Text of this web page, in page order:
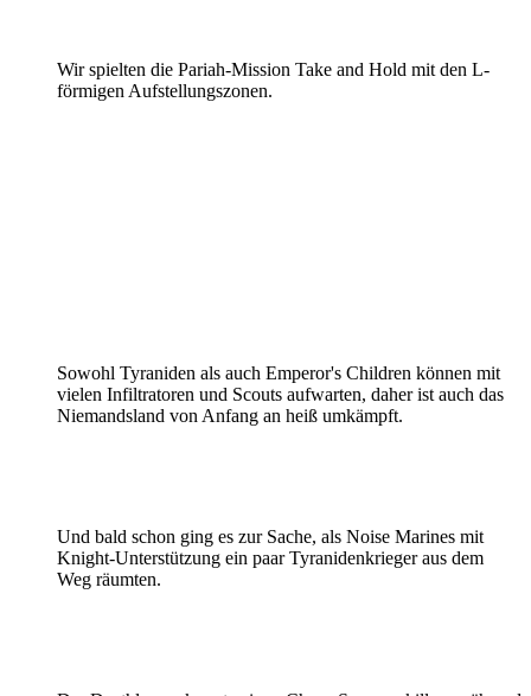
Wir spielten die Pariah-Mission Take and Hold mit den L-
förmigen Aufstellungszonen.
Sowohl Tyraniden als auch Emperor's Children können mit
vielen Infiltratoren und Scouts aufwarten, daher ist auch das
Niemandsland von Anfang an heiß umkämpft.
Und bald schon ging es zur Sache, als Noise Marines mit
Knight-Unterstützung ein paar Tyranidenkrieger aus dem
Weg räumten.